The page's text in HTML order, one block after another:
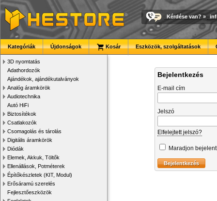
Kérdése van? »
Kategóriák Újdonságok Kosár Eszközök, szolgáltatások
3D nyomtatás
Adathordozók
Ajándékok, ajándékutalványok
Analóg áramkörök
Audiotechnika
Autó HiFi
Biztosítékok
Csatlakozók
Csomagolás és tárolás
Digitális áramkörök
Diódák
Elemek, Akkuk, Töltők
Ellenállások, Potméterek
Építőkészletek (KIT, Modul)
Erősáramú szerelés
Fejlesztőeszközök
Bejelentkezés
E-mail cím
Jelszó
Elfelejtett jelszó?
Maradjon